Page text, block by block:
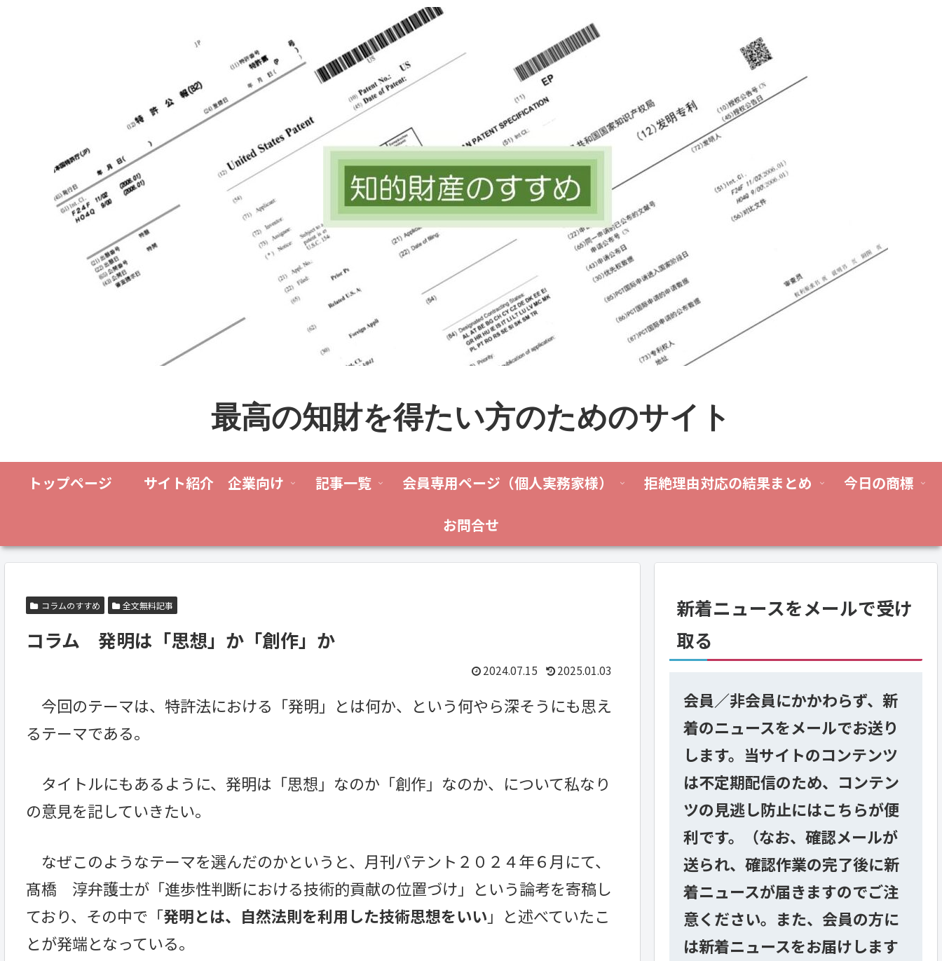
最高の知財を得たい方のためのサイト
トップページ サイト紹介 企業向け 記事一覧 会員専用ページ（個人実務家様） 拒絶理由対応の結果まとめ 今日の商標
お問合せ
コラムのすすめ 全文無料記事
コラム 発明は「思想」か「創作」か
2024.07.15 2025.01.03
今回のテーマは、特許法における「発明」とは何か、という何やら深そうにも思え
るテーマである。
タイトルにもあるように、発明は「思想」なのか「創作」なのか、について私なり
の意見を記していきたい。
なぜこのようなテーマを選んだのかというと、月刊パテント２０２４年６月にて、
髙橋 淳弁護士が「進歩性判断における技術的貢献の位置づけ」という論考を寄稿し
ており、その中で「発明とは、自然法則を利用した技術思想をいい 」と述べていたこ
とが発端となっている。
新着ニュースをメールで受け
取る
会員／非会員にかかわらず、新
着のニュースをメールでお送り
します。当サイトのコンテンツ
は不定期配信のため、コンテン
ツの見逃し防止にはこちらが便
利です。（なお、確認メールが
送られ、確認作業の完了後に新
着ニュースが届きますのでご注
意ください。また、会員の方に
は新着ニュースをお届けします